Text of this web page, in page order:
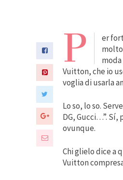
P
er
Vuitton, che io
voglia di usarla
Lo so, lo so.
DG, Gucci…”.
ovunque.
Chi glielo dice a
Vuitton